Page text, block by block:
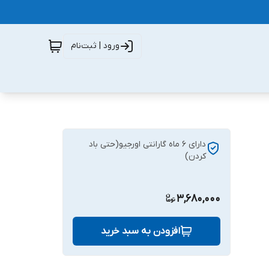
ورود | ثبت‌نام
دارای 6 ماه گارانتی اورجیو(حتی باد
کردن)
3,680,000
افزودن به سبد خرید